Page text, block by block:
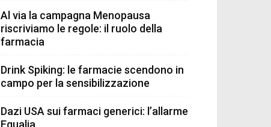
Al via la campagna Menopausa
riscriviamo le regole: il ruolo della
farmacia
Drink Spiking: le farmacie scendono in
campo per la sensibilizzazione
Dazi USA sui farmaci generici: l’allarme
Egualia